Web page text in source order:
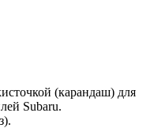
(карандаш) для
Subaru.